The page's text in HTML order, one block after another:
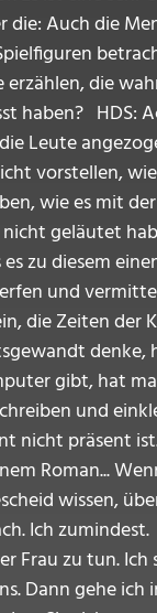
Auch die
erzählen, die
haben? HDS:
Leute
vorstellen,
wie es mit
geläutet
es zu diesem
und
die Zeiten der
gibt, hat
und
nicht präsent
Roman...
wissen,
Ich
Frau zu tun.
Dann gehe